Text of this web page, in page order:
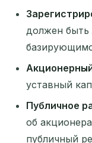
должен быть
уставный
Публичное
об
публичный